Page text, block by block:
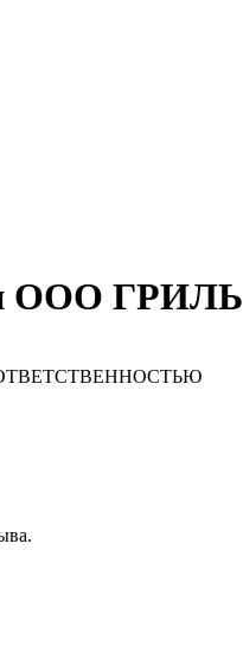
ООО ГРИЛЬ